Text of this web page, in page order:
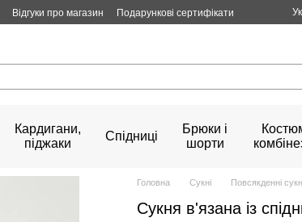
Відгуки про магазин Подарункові сертифікати
Кардигани,
піджаки
Спідниці
Брюки і
шорти
Головна Сукні Повсякденні
Сукня в'язана із